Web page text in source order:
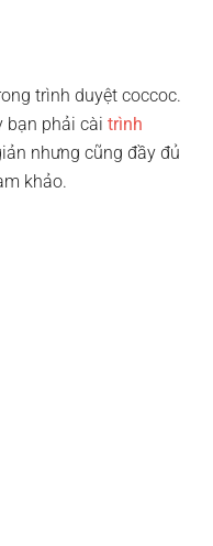
trình duyệt coccoc.
bạn phải càitrình
nhưng cũng đầy đủ
khảo.